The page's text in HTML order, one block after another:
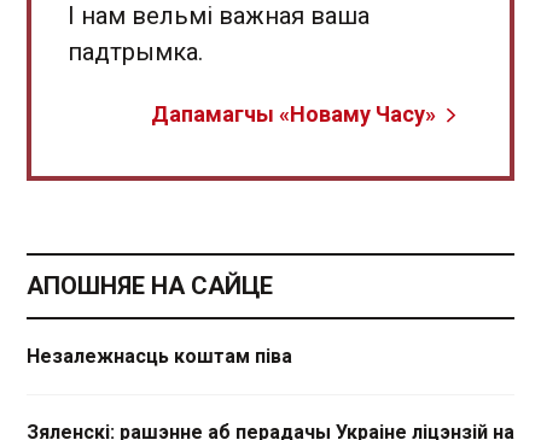
І нам вельмі важная ваша
падтрымка.
Дапамагчы «Новаму Часу»
АПОШНЯЕ НА САЙЦЕ
Незалежнасць коштам піва
Зяленскі: рашэнне аб перадачы Украіне ліцэнзій на